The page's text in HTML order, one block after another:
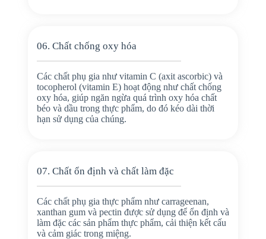
06. Chất chống oxy hóa
Các chất phụ gia như vitamin C (axit ascorbic) và
tocopherol (vitamin E) hoạt động như chất chống
oxy hóa, giúp ngăn ngừa quá trình oxy hóa chất
béo và dầu trong thực phẩm, do đó kéo dài thời
hạn sử dụng của chúng.
07. Chất ổn định và chất làm đặc
Các chất phụ gia thực phẩm như carrageenan,
xanthan gum và pectin được sử dụng để ổn định và
làm đặc các sản phẩm thực phẩm, cải thiện kết cấu
và cảm giác trong miệng.